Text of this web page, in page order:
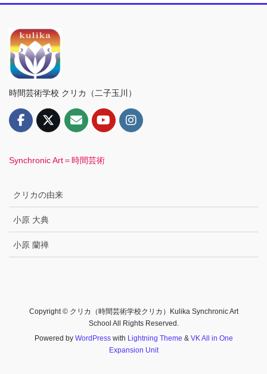
時間芸術学校 クリカ（二子玉川）
Synchronic Art＝時間芸術
クリカの由来
小原 大典
小原 蘭禅
Copyright © クリカ（時間芸術学校クリカ）Kulika Synchronic Art
School All Rights Reserved.
Powered by WordPresswith Lightning Theme & VK All in One
Expansion Unit